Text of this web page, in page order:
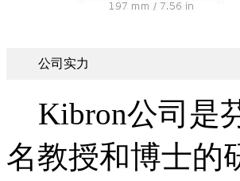
公司实力
Kibron公司是
名教授和博士的